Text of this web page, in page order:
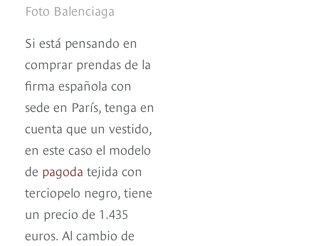
Foto Balenciaga
Si está pensando en
comprar prendas de la
firma española con
sede en París, tenga en
cuenta que un vestido,
en este caso el modelo
de pagoda tejida con
terciopelo negro, tiene
un precio de 1.435
euros. Al cambio de